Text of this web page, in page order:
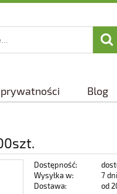
Blog
Dostępność:
Wysyłka w:
7 dni
Dostawa:
od